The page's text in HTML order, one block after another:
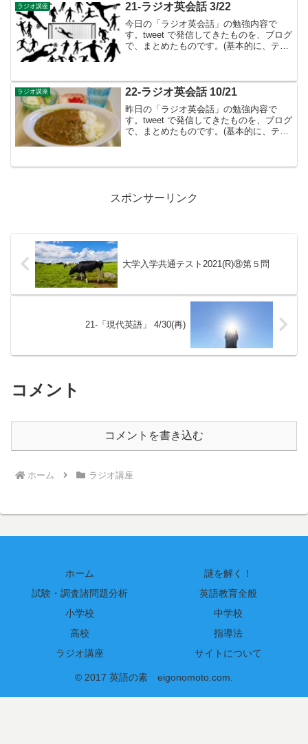
ラジオ講座 21-ラジオ英会話 3/22
今日の「ラジオ英会話」の勉強内容で
す。tweet で発信してきたものを、ブログ
で、まとめたものです。(基本的に、テキ
過...
ラジオ講座 22-ラジオ英会話 10/21
昨日の「ラジオ英会話」の勉強内容で
す。tweet で発信してきたものを、ブログ
で、まとめたものです。(基本的に、テキ
スポンサーリンク
大学入学共通テスト2021(R)⑧第５問
21-「現代英語」 4/30(再)
コメント
コメントを書き込む
ホーム ラジオ講座
ホーム
謎を解く！
試験・調査諸問題分析
英語教育全般
小学校
中学校
高校
指導法
ラジオ講座
サイトについて
© 2017 英語の素 eigonomoto.com.